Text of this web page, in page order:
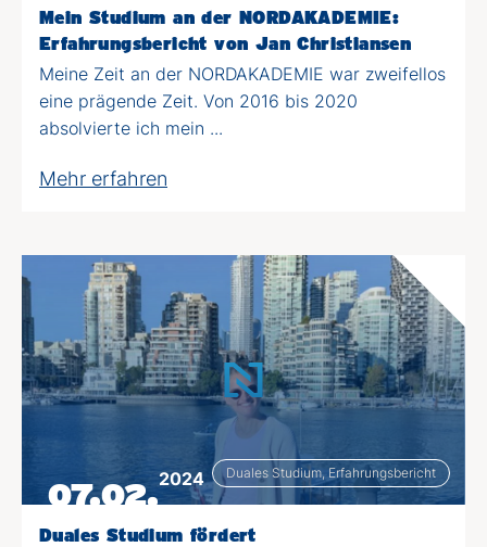
Mein Studium an der NORDAKADEMIE:
Erfahrungsbericht von Jan Christiansen
Meine Zeit an der NORDAKADEMIE war zweifellos
eine prägende Zeit. Von 2016 bis 2020
absolvierte ich mein ...
Mehr erfahren
Duales Studium, Erfahrungsbericht
07.02.2024
Duales Studium fördert